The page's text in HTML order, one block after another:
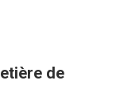
de